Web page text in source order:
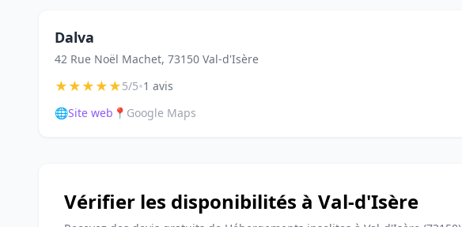
Dalva
42 Rue Noël Machet, 73150 Val-d'Isère
★★★★★5/5•1 avis
🌐Site web 📍 Google Maps
Vérifier les disponibilités à Val-d'Isère